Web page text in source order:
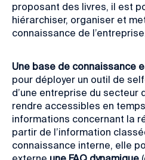
proposant des livres, il est
hiérarchiser, organiser et
connaissance de
Une base de connaissance
pour déployer un outil de
d’une entreprise du secteur
rendre accessibles en
informations concernant la
partir de l’information
connaissance interne, elle